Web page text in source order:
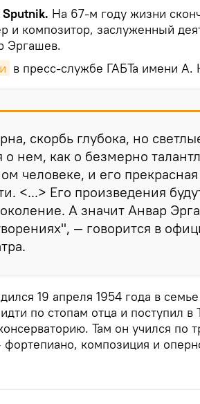
На 67-м году жизни
и композитор, заслуженный
Эргашев.
в пресс-службе ГАБТа имени А.
скорбь глубока, но
нем, как о безмерно
человеке, и его
<...> Его произведения
А значит Анвар
— говорится в
19 апреля 1954 года в
по стопам отца и поступил в
Там он учился по
фортепиано, композиция и